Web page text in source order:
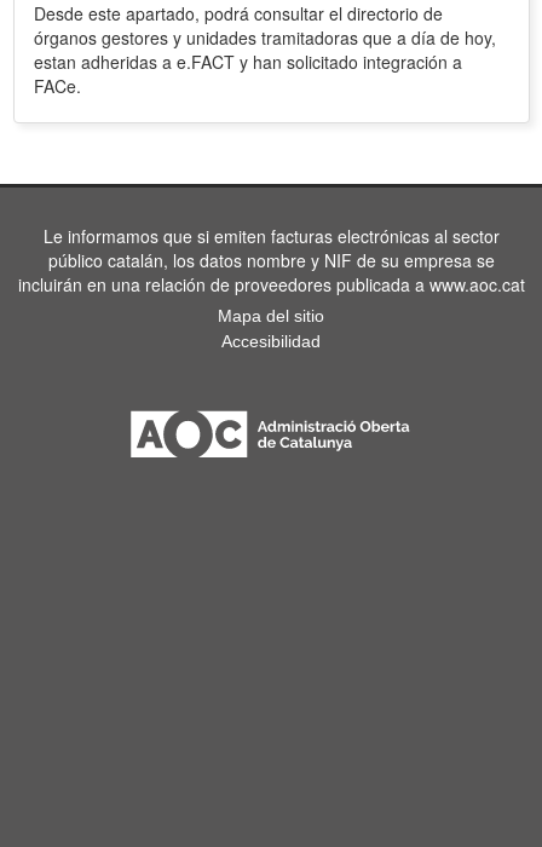
Desde este apartado, podrá consultar el directorio de
órganos gestores y unidades tramitadoras que a día de hoy,
estan adheridas a e.FACT y han solicitado integración a
FACe.
Le informamos que si emiten facturas electrónicas al sector
público catalán, los datos nombre y NIF de su empresa se
incluirán en una relación de proveedores publicada a www.aoc.cat
Mapa del sitio
Accesibilidad